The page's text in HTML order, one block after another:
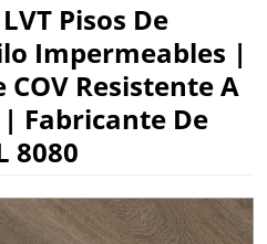
Pisos De
Impermeables |
Resistente A
Fabricante De
8080